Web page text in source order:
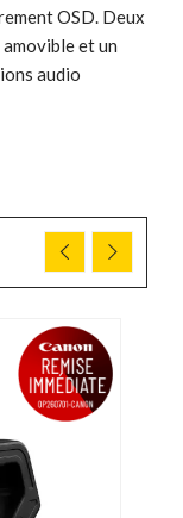
OSD. Deux
et un
audio